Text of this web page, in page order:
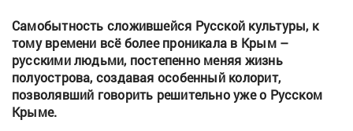
Самобытность сложившейся Русской культуры, к
тому времени всё более проникала в Крым –
русскими людьми, постепенно меняя жизнь
полуострова, создавая особенный колорит,
позволявший говорить решительно уже о Русском
Крыме.